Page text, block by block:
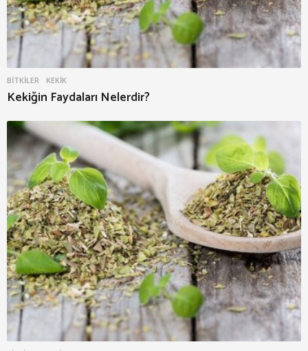
BITKILER KEKIK
Kekiğin Faydaları Nelerdir?